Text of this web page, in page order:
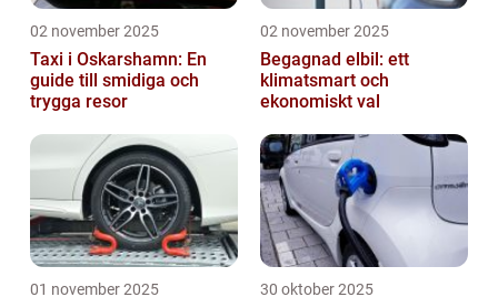
02 november 2025
Taxi i Oskarshamn: En
guide till smidiga och
trygga resor
02 november 2025
Begagnad elbil: ett
klimatsmart och
ekonomiskt val
01 november 2025 30 oktober 2025